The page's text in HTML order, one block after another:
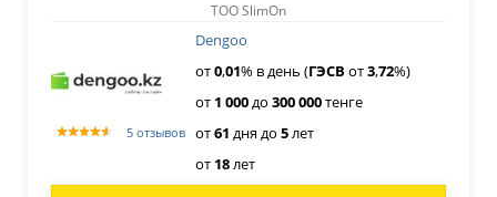
ТОО SlimOn
5 отзывов
Dengoo
от0,01% в день (ГЭСВ от3,72%)
от 1 000до 300000тенге
от61 днядо 5лет
от 18лет